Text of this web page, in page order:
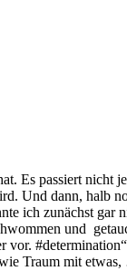
Es passiert nicht
Und dann, halb
ich zunächst gar
und
Traum mit